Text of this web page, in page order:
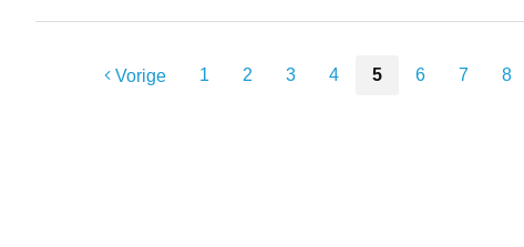
Vorige 1 2 3 4 5 6 7 8